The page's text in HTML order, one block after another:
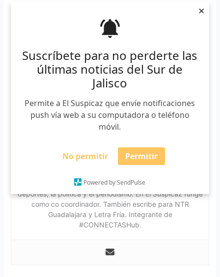
Suscríbete para no perderte las
últimas noticias del Sur de
Jalisco
Permite a El Suspicaz que envíe notificaciones
push vía web a su computadora o teléfono
móvil.
No permitir Permitir
Powered by SendPulse
×
Lauro Rodríguez
Periodista egresado del CUSur. Aficionado por los
deportes, la política y el periodismo. En El Suspicaz funge
como co coordinador. También escribe para NTR
Guadalajara y Letra Fría. Integrante de
#CONNECTASHub.